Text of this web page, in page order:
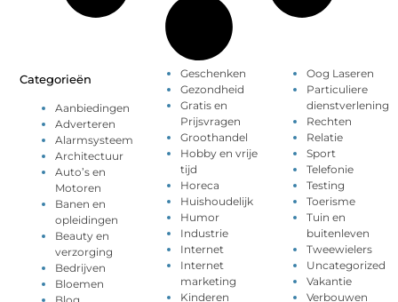
Categorieën
Aanbiedingen
Adverteren
Alarmsysteem
Architectuur
Auto’s en
Motoren
Banen en
opleidingen
Beauty en
verzorging
Bedrijven
Bloemen
Geschenken
Gezondheid
Gratis en
Prijsvragen
Groothandel
Hobby en vrije
tijd
Horeca
Huishoudelijk
Humor
Industrie
Internet
Internet
marketing
Kinderen
Oog Laseren
Particuliere
dienstverlening
Rechten
Relatie
Sport
Telefonie
Testing
Toerisme
Tuin en
buitenleven
Tweewielers
Uncategorized
Vakantie
Verbouwen